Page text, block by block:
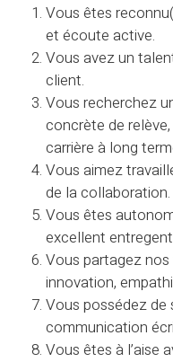
Vous êtes
et écoute active.
Vous avez un
client.
Vous recherchez
concrète de
carrière à long
Vous aimez
de la collaboration.
Vous êtes
excellent
Vous partagez
innovation,
Vous possédez
communication
Vous êtes à l’aise